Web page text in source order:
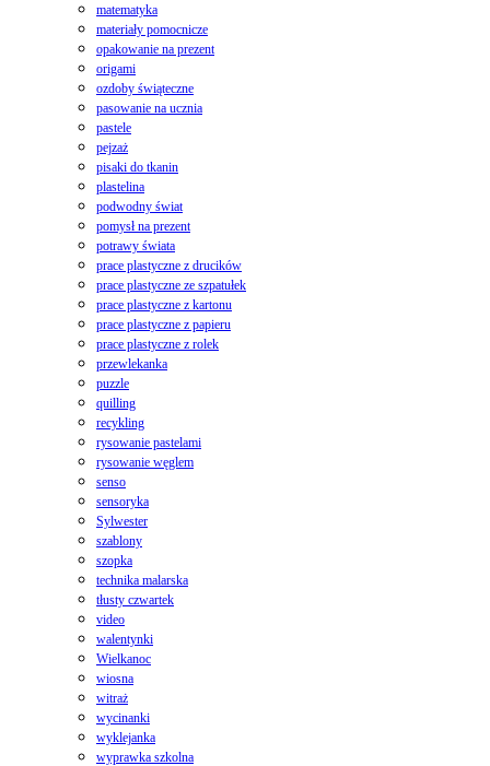
matematyka
materiały pomocnicze
opakowanie na prezent
origami
ozdoby świąteczne
pasowanie na ucznia
pastele
pejzaż
pisaki do tkanin
plastelina
podwodny świat
pomysł na prezent
potrawy świata
prace plastyczne z drucików
prace plastyczne ze szpatułek
prace plastyczne z kartonu
prace plastyczne z papieru
prace plastyczne z rolek
przewlekanka
puzzle
quilling
recykling
rysowanie pastelami
rysowanie węglem
senso
sensoryka
Sylwester
szablony
szopka
technika malarska
tłusty czwartek
video
walentynki
Wielkanoc
wiosna
witraż
wycinanki
wyklejanka
wyprawka szkolna